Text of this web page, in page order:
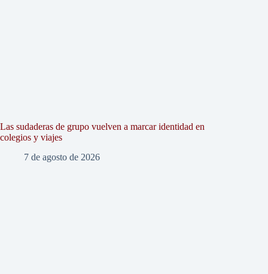
Las sudaderas de grupo vuelven a marcar identidad en
colegios y viajes
7 de agosto de 2026